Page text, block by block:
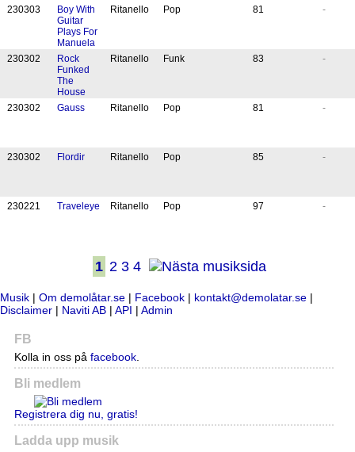
230303
Boy With
Guitar
Plays For
Manuela
Ritanello Pop 81 -
230302
Rock
Funked
The
House
Ritanello Funk 83 -
230302 Gauss Ritanello Pop 81 -
230302 Flordir Ritanello Pop 85 -
230221 Traveleye Ritanello Pop 97 -
1 2 3 4
Musik | Om demolåtar.se | Facebook | kontakt@demolatar.se |
Disclaimer | Naviti AB | API | Admin
FB
Kolla in oss på facebook.
Bli medlem
Registrera dig nu, gratis!
Ladda upp musik